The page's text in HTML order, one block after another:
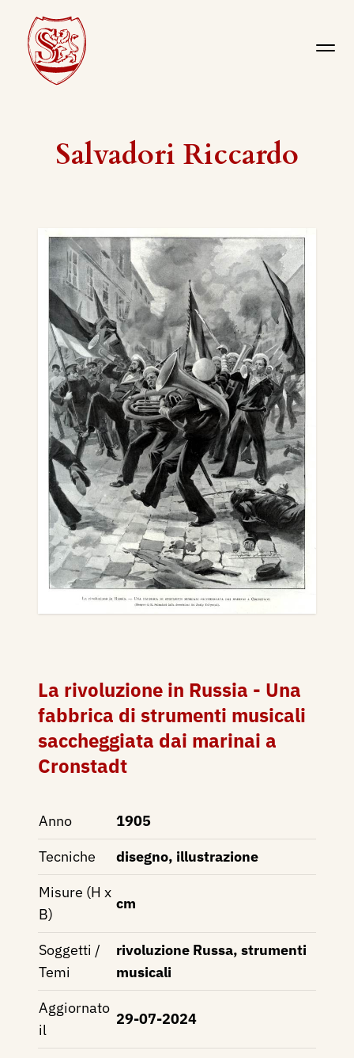
Salvadori Riccardo
La rivoluzione in Russia - Una
fabbrica di strumenti musicali
saccheggiata dai marinai a
Cronstadt
Anno
1905
Tecniche
disegno, illustrazione
Misure (H x
B)
cm
Soggetti /
Temi
rivoluzione Russa, strumenti
musicali
Aggiornato
il
29-07-2024